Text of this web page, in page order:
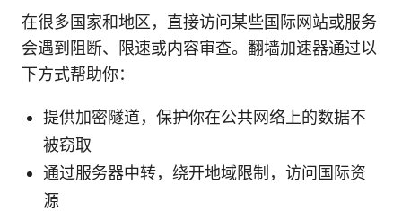
在很多国家和地区，直接访问某些国际网站或服务
会遇到阻断、限速或内容审查。翻墙加速器通过以
下方式帮助你：
提供加密隧道，保护你在公共网络上的数据不
被窃取
通过服务器中转，绕开地域限制，访问国际资
源